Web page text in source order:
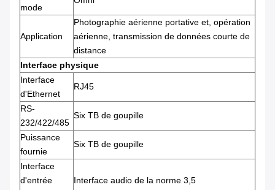
mode
Application
Photographie aérienne portative et, opération
aérienne, transmission de données courte de
distance
Interface physique
Interface
d'Ethernet
RJ45
RS-
232/422/485
Six TB de goupille
Puissance
fournie
Six TB de goupille
Interface
d'entrée
Interface audio de la norme 3,5